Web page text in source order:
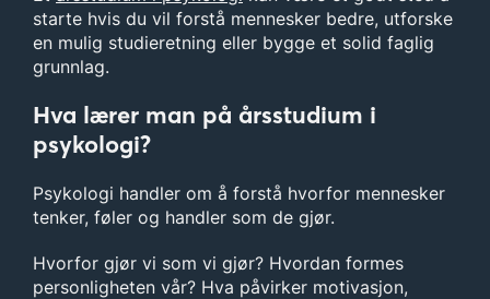
starte hvis du vil forstå mennesker bedre, utforske
en mulig studieretning eller bygge et solid faglig
grunnlag.
Hva lærer man på årsstudium i
psykologi?
Psykologi handler om å forstå hvorfor mennesker
tenker, føler og handler som de gjør.
Hvorfor gjør vi som vi gjør? Hvordan formes
personligheten vår? Hva påvirker motivasjon,